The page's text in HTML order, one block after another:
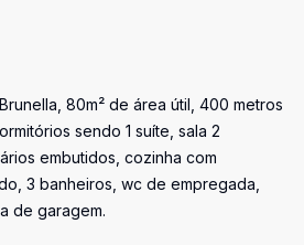
80m² de área útil, 400 metros
sendo 1 suíte, sala 2
embutidos, cozinha com
3 banheiros, wc de empregada,
de garagem.